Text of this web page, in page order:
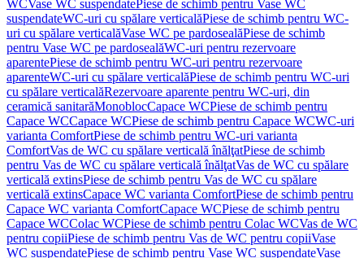
WCVase WC suspendatePiese de schimb pentru Vase WC
suspendateWC-uri cu spălare verticalăPiese de schimb pentru WC-
uri cu spălare verticalăVase WC pe pardosealăPiese de schimb
pentru Vase WC pe pardosealăWC-uri pentru rezervoare
aparentePiese de schimb pentru WC-uri pentru rezervoare
aparenteWC-uri cu spălare verticalăPiese de schimb pentru WC-uri
cu spălare verticalăRezervoare aparente pentru WC-uri, din
ceramică sanitarăMonoblocCapace WCPiese de schimb pentru
Capace WCCapace WCPiese de schimb pentru Capace WCWC-uri
varianta ComfortPiese de schimb pentru WC-uri varianta
ComfortVas de WC cu spălare verticală înălţatPiese de schimb
pentru Vas de WC cu spălare verticală înălţatVas de WC cu spălare
verticală extinsPiese de schimb pentru Vas de WC cu spălare
verticală extinsCapace WC varianta ComfortPiese de schimb pentru
Capace WC varianta ComfortCapace WCPiese de schimb pentru
Capace WCColac WCPiese de schimb pentru Colac WCVas de WC
pentru copiiPiese de schimb pentru Vas de WC pentru copiiVase
WC suspendatePiese de schimb pentru Vase WC suspendateVase